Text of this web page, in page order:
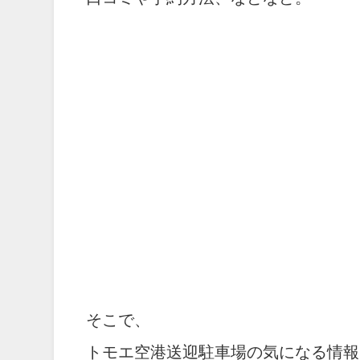
そこで、
トモエ空港送迎駐車場の気になる情